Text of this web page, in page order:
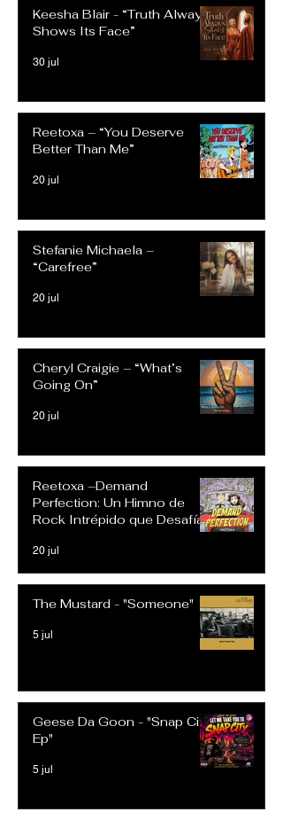
Keesha Blair - “Truth Always
Shows Its Face”
30 jul
Reetoxa – “You Deserve
Better Than Me”
20 jul
Stefanie Michaela –
“Carefree”
20 jul
Cheryl Craigie – “What’s
Going On”
20 jul
Reetoxa –Demand
Perfection: Un Himno de
Rock Intrépido que Desafía
20 jul
The Mustard - "Someone"
5 jul
Geese Da Goon - "Snap City
Ep"
5 jul